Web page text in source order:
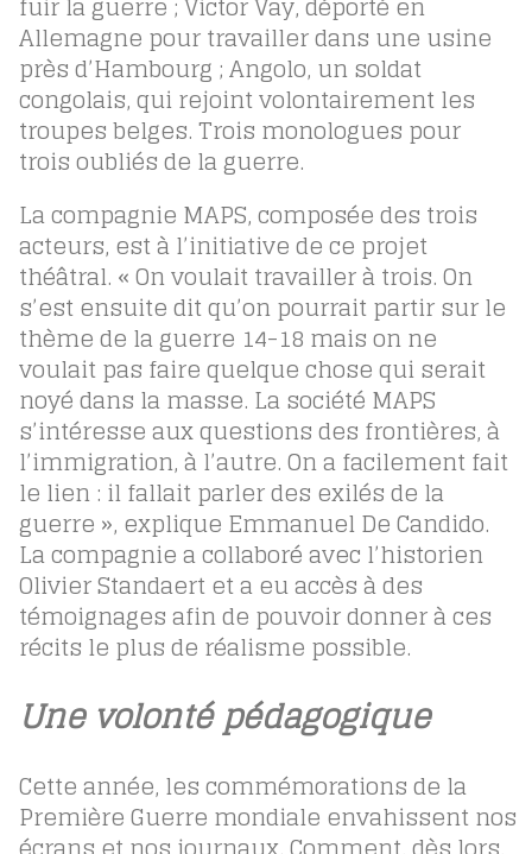
Allemagne pour travailler dans une usine
près d’Hambourg ; Angolo, un soldat
congolais, qui rejoint volontairement les
troupes belges. Trois monologues pour
trois oubliés de la guerre.
La compagnie MAPS, composée des trois
acteurs, est à l’initiative de ce projet
théâtral. « On voulait travailler à trois. On
s’est ensuite dit qu’on pourrait partir sur le
thème de la guerre 14-18 mais on ne
voulait pas faire quelque chose qui serait
noyé dans la masse. La société MAPS
s’intéresse aux questions des frontières, à
l’immigration, à l’autre. On a facilement fait
le lien : il fallait parler des exilés de la
guerre », explique Emmanuel De Candido.
La compagnie a collaboré avec l’historien
Olivier Standaert et a eu accès à des
témoignages afin de pouvoir donner à ces
récits le plus de réalisme possible.
Une volonté pédagogique
Cette année, les commémorations de la
Première Guerre mondiale envahissent nos